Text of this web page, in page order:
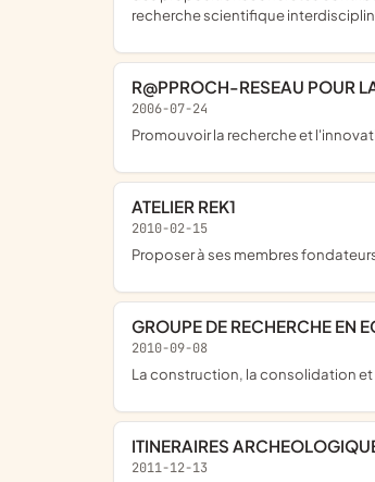
recherche scientifique
R@PPROCH-RESEAU
2006-07-24
promouvoir la recherche et
ATELIER REK1
2010-02-15
proposer à ses membres
GROUPE DE RECHERCHE
2010-09-08
la construction, la consolidation
ITINERAIRES
2011-12-13